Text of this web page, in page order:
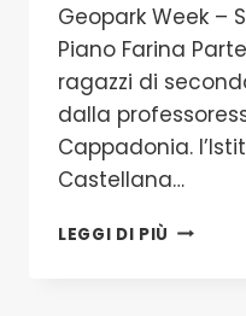
Geopark Week –
Piano Farina
ragazzi di
dalla
Cappadonia.
Castellana…
LEGGI DI PIÙ GEOPARK